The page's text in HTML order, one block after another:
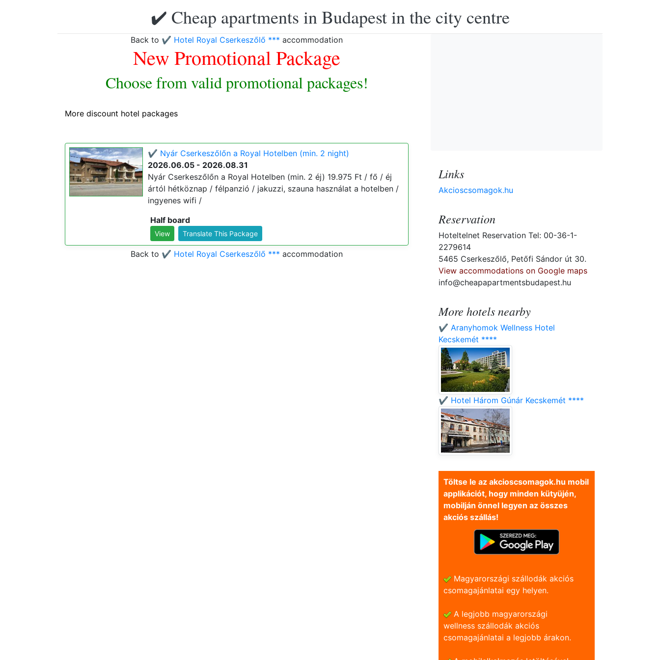
✔️ Cheap apartments in Budapest in the city centre
Back to ✔️ Hotel Royal Cserkeszőlő *** accommodation
New Promotional Package
Choose from valid promotional packages!
More discount hotel packages
✔️ Nyár Cserkeszőlőn a Royal Hotelben (min. 2 night)
2026.06.05 - 2026.08.31
Nyár Cserkeszőlőn a Royal Hotelben (min. 2 éj) 19.975 Ft / fő / éj
ártól hétköznap / félpanzió / jakuzzi, szauna használat a hotelben /
ingyenes wifi /
Half board
View Translate This Package
Back to ✔️ Hotel Royal Cserkeszőlő *** accommodation
Links
Akcioscsomagok.hu
Reservation
Hoteltelnet Reservation Tel: 00-36-1-
2279614
5465 Cserkeszőlő, Petőfi Sándor út 30.
View accommodations on Google maps
info@cheapapartmentsbudapest.hu
More hotels nearby
✔️ Aranyhomok Wellness Hotel
Kecskemét ****
✔️ Hotel Három Gúnár Kecskemét ****
Töltse le az akcioscsomagok.hu mobil
applikációt, hogy minden kütyüjén,
mobilján önnel legyen az összes
akciós szállás!
Magyarországi szállodák akciós
csomagajánlatai egy helyen.
A legjobb magyarországi
wellness szállodák akciós
csomagajánlatai a legjobb árakon.